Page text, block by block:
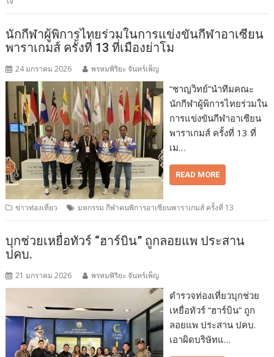
นักกีฬาผู้พิการไทยร่วมในการแข่งขันกีฬาอาเซียน
พาราเกมส์ ครั้งที่ 13 ที่เมืองย่าโม
24 มกราคม 2026 พรหมพิริยะ จันทร์เพ็ญ
“ชาญวิทย์”นำทีมคณะ
นักกีฬาผู้พิการไทยร่วมใน
การแข่งขันกีฬาอาเซียน
พาราเกมส์ ครั้งที่ 13 ที่
เม…
READ MORE
ข่าวท่องเที่ยว มหกรรม กีฬาคนพิการอาเซียนพาราเกมส์ ครั้งที่ 13
บุกช่วยเหยื่อทัวร์ “ฮาร์บิน” ถูกลอยแพ ประสาน
ปคบ.
21 มกราคม 2026 พรหมพิริยะ จันทร์เพ็ญ
ตำรวจท่องเที่ยวบุกช่วย
เหยื่อทัวร์ “ฮาร์บิน” ถูก
ลอยแพ ประสาน ปคบ.
เอาผิดบริษัทแ…